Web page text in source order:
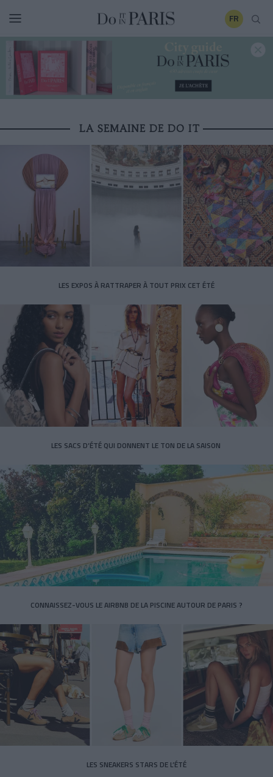
FR
LA SEMAINE DE DO IT
LES EXPOS À RATTRAPER À TOUT PRIX CET ÉTÉ
LES SACS D’ÉTÉ QUI DONNENT LE TON DE LA SAISON
CONNAISSEZ-VOUS LE AIRBNB DE LA PISCINE AUTOUR DE PARIS ?
LES SNEAKERS STARS DE L’ÉTÉ